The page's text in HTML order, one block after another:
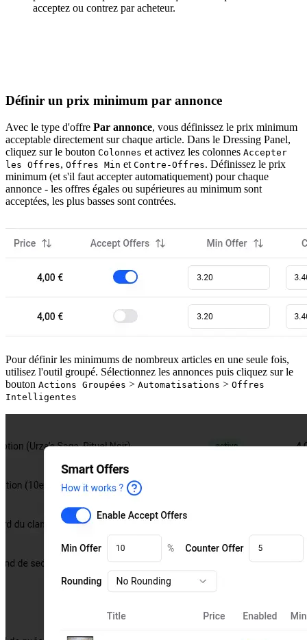
acceptez ou contrez par acheteur.
Définir un prix minimum par annonce
Avec le type d'offre Par annonce, vous définissez le prix minimum
acceptable directement sur chaque article. Dans le Dressing Panel,
cliquez sur le bouton Colonnes et activez les colonnes Accepter
les Offres, Offres Min et Contre-Offres. Définissez le prix
minimum (et s'il faut accepter automatiquement) pour chaque
annonce - les offres égales ou supérieures au minimum sont
acceptées, les plus basses sont contrées.
Pour définir les minimums de nombreux articles en une seule fois,
utilisez l'outil groupé. Sélectionnez les annonces puis cliquez sur le
bouton Actions Groupées > Automatisations > Offres
Intelligentes